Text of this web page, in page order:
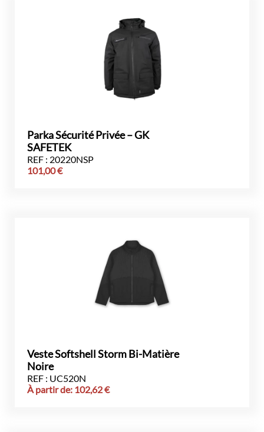
Parka Sécurité Privée – GK
SAFETEK
REF : 20220NSP
101,00€
Veste Softshell Storm Bi-Matière
Noire
REF : UC520N
À partir de: 102,62€